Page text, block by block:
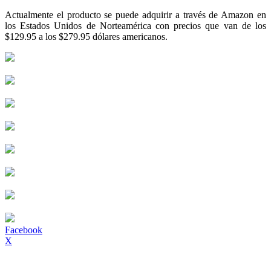
Actualmente el producto se puede adquirir a través de Amazon en
los Estados Unidos de Norteamérica con precios que van de los
$129.95 a los $279.95 dólares americanos.
Facebook
X